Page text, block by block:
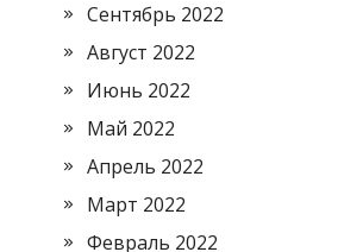
Сентябрь 2022
Август 2022
Июнь 2022
Май 2022
Апрель 2022
Март 2022
Февраль 2022